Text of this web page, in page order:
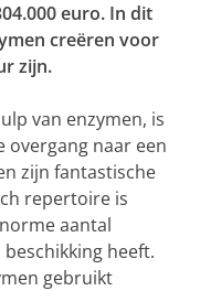
euro. In dit
creëren voor
zijn.
van enzymen, is
overgang naar een
zijn fantastische
repertoire is
aantal
heeft.
gebruikt